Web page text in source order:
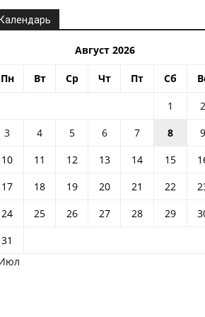
Август 2026
Пн Вт Ср Чт Пт Сб
1
2
3
4 5 6 7 8
9
10
11 12 13 14 15
17
18 19 20 21 22
24
25 26 27 28 29
31